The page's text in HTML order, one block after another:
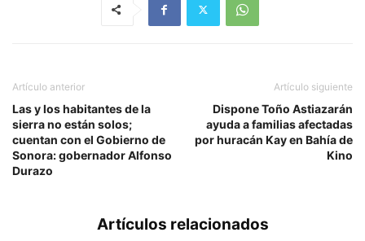
Artículo anterior
Las y los habitantes de la
sierra no están solos;
cuentan con el Gobierno de
Sonora: gobernador Alfonso
Durazo
Artículo siguiente
Dispone Toño Astiazarán
ayuda a familias afectadas
por huracán Kay en Bahía de
Kino
Artículos relacionados